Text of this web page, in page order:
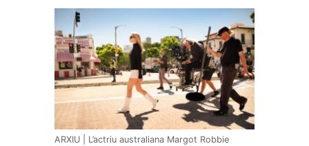
ARXIU | L’actriu australiana Margot Robbie